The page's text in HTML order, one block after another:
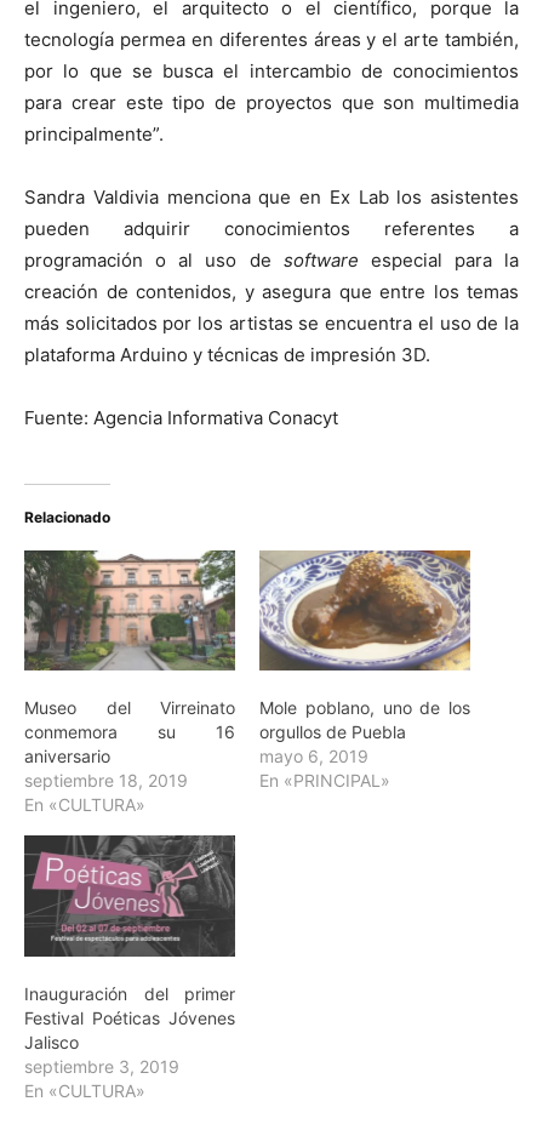
el ingeniero, el arquitecto o el científico, porque la
tecnología permea en diferentes áreas y el arte también,
por lo que se busca el intercambio de conocimientos
para crear este tipo de proyectos que son multimedia
principalmente”.
Sandra Valdivia menciona que en Ex Lab los asistentes
pueden adquirir conocimientos referentes a
programación o al uso de software especial para la
creación de contenidos, y asegura que entre los temas
más solicitados por los artistas se encuentra el uso de la
plataforma Arduino y técnicas de impresión 3D.
Fuente: Agencia Informativa Conacyt
Relacionado
Museo del Virreinato
conmemora su 16
aniversario
septiembre 18, 2019
En «CULTURA»
Mole poblano, uno de los
orgullos de Puebla
mayo 6, 2019
En «PRINCIPAL»
Inauguración del primer
Festival Poéticas Jóvenes
Jalisco
septiembre 3, 2019
En «CULTURA»